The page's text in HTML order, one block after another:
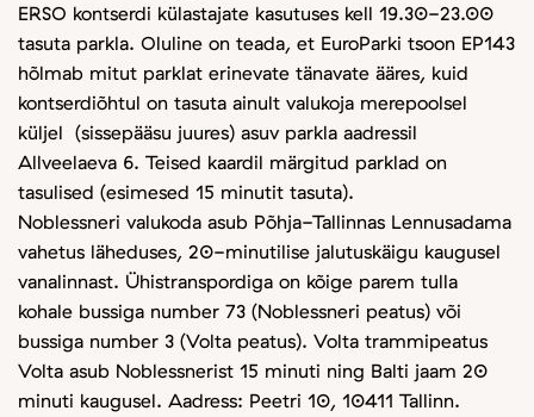
ERSO kontserdi külastajate kasutuses kell 19.30-23.00
tasuta parkla. Oluline on teada, et EuroParki tsoon EP143
hõlmab mitut parklat erinevate tänavate ääres, kuid
kontserdiõhtul on tasuta ainult valukoja merepoolsel
küljel (sissepääsu juures) asuv parkla aadressil
Allveelaeva 6. Teised kaardil märgitud parklad on
tasulised (esimesed 15 minutit tasuta).
Noblessneri valukoda asub Põhja-Tallinnas Lennusadama
vahetus läheduses, 20-minutilise jalutuskäigu kaugusel
vanalinnast. Ühistranspordiga on kõige parem tulla
kohale bussiga number 73 (Noblessneri peatus) või
bussiga number 3 (Volta peatus). Volta trammipeatus
Volta asub Noblessnerist 15 minuti ning Balti jaam 20
minuti kaugusel. Aadress: Peetri 10, 10411 Tallinn.